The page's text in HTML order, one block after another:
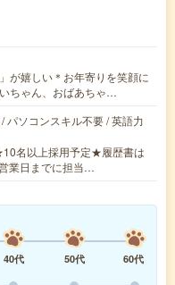
が嬉しい＊お年寄りを笑顔に
ちゃん、おばあちゃ…
パソコンスキル不要 / 英語力
名以上採用予定★履歴書は
業日までに担当…
40代 50代
60代